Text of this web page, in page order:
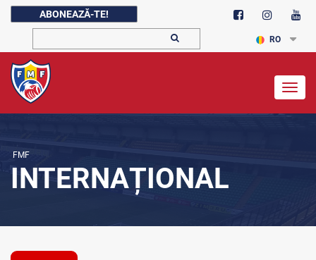
ABONEAZĂ-TE!
RO
FMF
INTERNAȚIONAL